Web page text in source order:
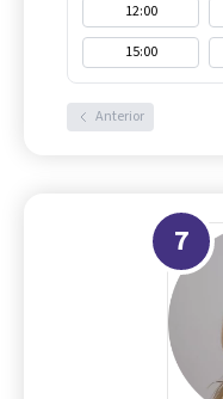
12:00
15:00
Anterior
7